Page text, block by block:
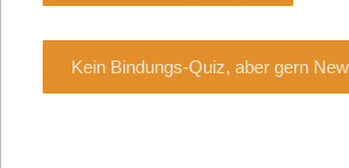
Kein Bindungs-Quiz, aber gern